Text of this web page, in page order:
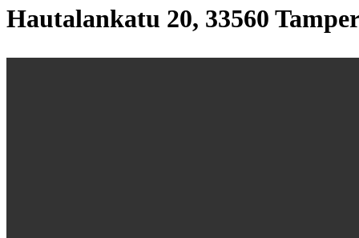
Hautalankatu 20, 33560